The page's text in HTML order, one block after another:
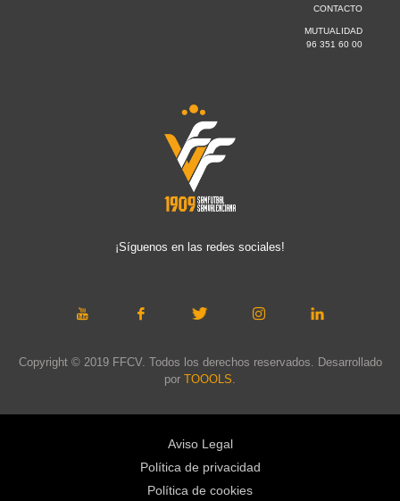
CONTACTO
MUTUALIDAD
96 351 60 00
¡Síguenos en las redes sociales!
Copyright © 2019 FFCV. Todos los derechos reservados. Desarrollado
por TOOOLS.
Aviso Legal
Política de privacidad
Política de cookies